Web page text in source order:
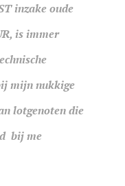
inzake oude
is immer
mijn nukkige
lotgenoten die
bij me